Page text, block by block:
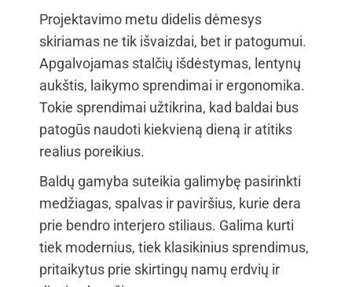
Projektavimo metu didelis dėmesys
skiriamas ne tik išvaizdai, bet ir patogumui.
Apgalvojamas stalčių išdėstymas, lentynų
aukštis, laikymo sprendimai ir ergonomika.
Tokie sprendimai užtikrina, kad baldai bus
patogūs naudoti kiekvieną dieną ir atitiks
realius poreikius.
Baldų gamyba suteikia galimybę pasirinkti
medžiagas, spalvas ir paviršius, kurie dera
prie bendro interjero stiliaus. Galima kurti
tiek modernius, tiek klasikinius sprendimus,
pritaikytus prie skirtingų namų erdvių ir